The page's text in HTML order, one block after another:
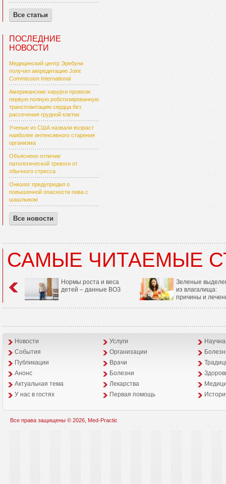
Все статьи
ПОСЛЕДНИЕ
НОВОСТИ
Медицинский центр Эребуни
получил аккредитацию Joint
Commission International
Американские хирурги провели
первую полную роботизированную
трансплантацию сердца без
рассечения грудной клетки
Ученые из США назвали возраст
наиболее интенсивного старения
организма
Объяснено отличие
патологической тревоги от
обычного стресса
Онколог предупредил о
повышенной опасности пива с
шашлыком
Все новости
САМЫЕ ЧИТАЕМЫЕ
Нормы роста и веса
детей – данные ВОЗ
Зеленые
из влагалища:
причины и
Новости Услуги
События
Организации
Публикации
Врачи
Анонс
Болезни
Aктуальная тема
Лекарства
У нас в гостях
Первая помощь
Все права защищены © 2026, Med-Practic